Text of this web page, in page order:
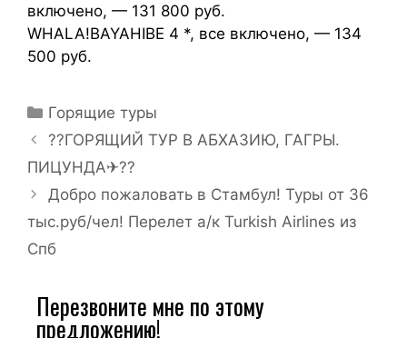
включено, — 131 800 руб.
WHALA!BAYAHIBE 4 *, все включено, — 134
500 руб.
Горящие туры
??ГОРЯЩИЙ ТУР В АБХАЗИЮ, ГАГРЫ.
ПИЦУНДА✈??
Добро пожаловать в Стамбул! Туры от 36
тыс.руб/чел! Перелет а/к Turkish Airlines из
Спб
Перезвоните мне по этому
предложению!